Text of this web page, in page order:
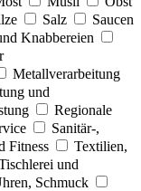
Salz
Saucen
Knabbereien
Metallverarbeitung
und
Regionale
Sanitär-,
Fitness
Textilien,
und
Schmuck